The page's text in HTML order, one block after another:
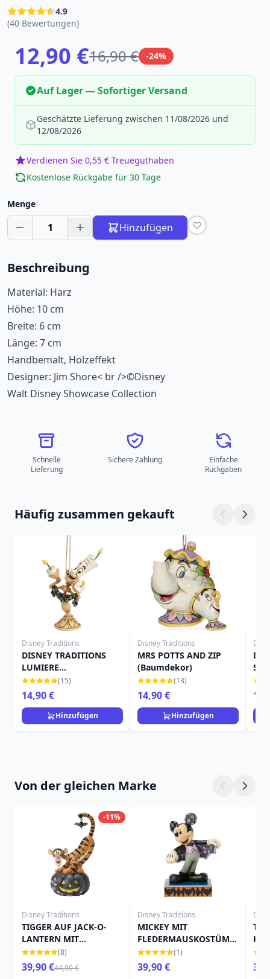
4.9
(40 Bewertungen)
12,90 €16,90 € -24%
Auf Lager — Sofortiger Versand
Geschätzte Lieferung zwischen 11/08/2026 und
12/08/2026
Verdienen Sie 0,55 € Treueguthaben
Kostenlose Rückgabe für 30 Tage
Menge
1 Hinzufügen
Beschreibung
Material: Harz
Höhe: 10 cm
Breite: 6 cm
Länge: 7 cm
Handbemalt, Holzeffekt
Designer: Jim Shore< br />©Disney
Walt Disney Showcase Collection
Schnelle
Lieferung
Sichere Zahlung
Einfache
Rückgaben
Häufig zusammen gekauft
Disney Traditions
DISNEY TRADITIONS
LUMIERE
(Baumdekoration)
(15)
14,90 €
Hinzufügen
Disney Traditions
MRS POTTS AND ZIP
(Baumdekor)
(13)
14,90 €
Hinzufügen
Von der gleichen Marke
-11%
Disney Traditions
TIGGER AUF JACK-O-
LANTERN MIT
FLEDERMAUS - DISNEY
TRADITIONS
(8)
39,90 €44,90 €
Disney Traditions
MICKEY MIT
FLEDERMAUSKOSTÜM -
DISNEY TRADITIONS
(1)
39,90 €